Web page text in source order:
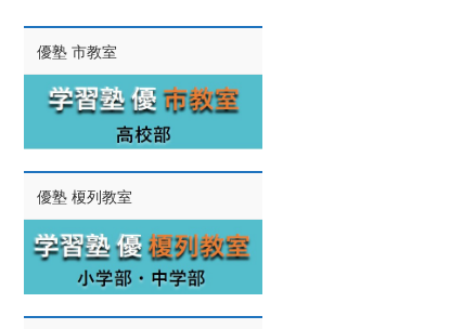
優塾 市教室
優塾 榎列教室